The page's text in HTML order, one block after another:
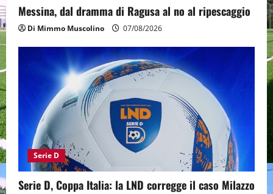
Messina, dal dramma di Ragusa al no al ripescaggio
Di Mimmo Muscolino 07/08/2026
Serie D
Serie D, Coppa Italia: la LND corregge il caso Milazzo